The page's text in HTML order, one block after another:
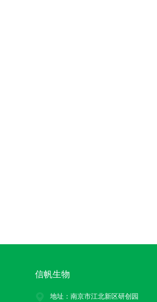
信帆生物
地址：南京市江北新区研创园